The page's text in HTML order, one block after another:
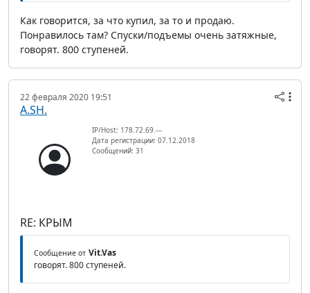
Как говорится, за что купил, за то и продаю.
Понравилось там? Спуски/подъемы очень затяжные,
говорят. 800 ступеней.
22 февраля 2020 19:51
A.SH.
IP/Host: 178.72.69.---
Дата регистрации: 07.12.2018
Сообщений: 31
RE: КРЫМ
Сообщение от Vit.Vas
говорят. 800 ступеней.